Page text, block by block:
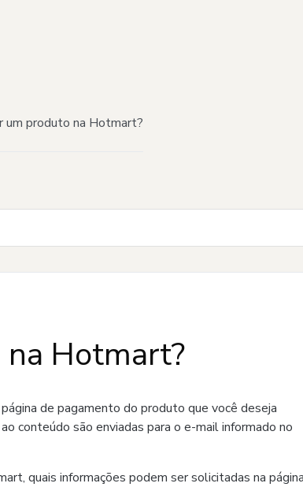
um produto na Hotmart?
Hotmart?
de pagamento do produto que você deseja
conteúdo são enviadas para o e-mail informado no
quais informações podem ser solicitadas na